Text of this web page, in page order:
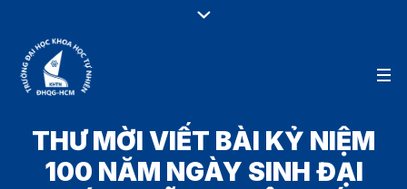
THƯ MỜI VIẾT BÀI KỶ NIỆM
100 NĂM NGÀY SINH ĐẠI